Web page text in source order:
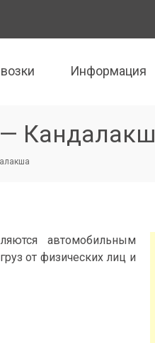
Информация
—
автомобильным
от физических лиц и